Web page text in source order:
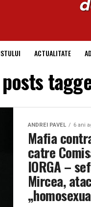
ACTUALITATE
ANDREI PAVEL 6 ani
Mafia
catre
IORGA –
Mircea,